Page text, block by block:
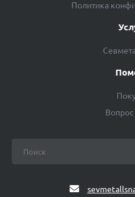
Политика
Вопрос